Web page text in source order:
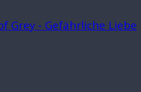
Grey - Gefährliche Liebe